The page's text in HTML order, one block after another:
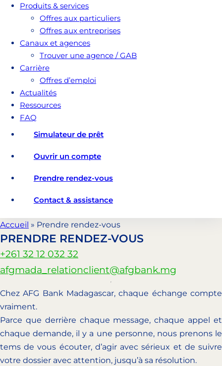
Produits & services
Offres aux particuliers
Offres aux entreprises
Canaux et agences
Trouver une agence / GAB
Carrière
Offres d’emploi
Actualités
Ressources
FAQ
Simulateur de prêt
Ouvrir un compte
Prendre rendez-vous
Contact & assistance
Accueil » Prendre rendez-vous
PRENDRE RENDEZ-VOUS
+261 32 12 032 32
afgmada_relationclient@afgbank.mg
Chez AFG Bank Madagascar, chaque échange compte
vraiment.
Parce que derrière chaque message, chaque appel et
chaque demande, il y a une personne, nous prenons le
tems de vous écouter, d’agir avec sérieux et de suivre
votre dossier avec attention, jusqu’à sa résolution.